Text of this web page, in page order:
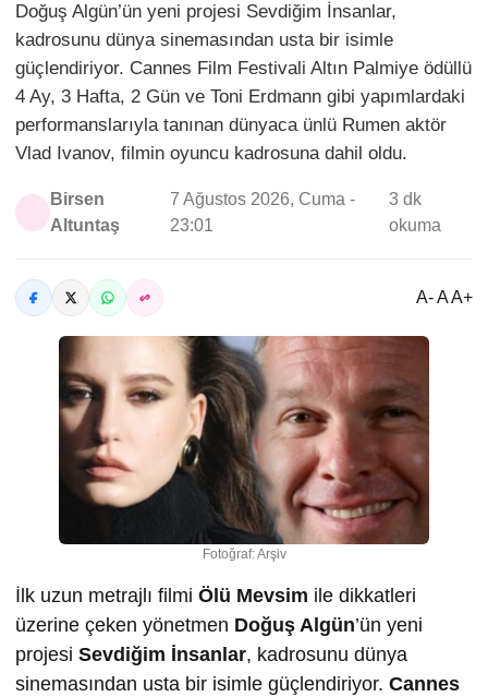
Doğuş Algün’ün yeni projesi Sevdiğim İnsanlar,
kadrosunu dünya sinemasından usta bir isimle
güçlendiriyor. Cannes Film Festivali Altın Palmiye ödüllü
4 Ay, 3 Hafta, 2 Gün ve Toni Erdmann gibi yapımlardaki
performanslarıyla tanınan dünyaca ünlü Rumen aktör
Vlad Ivanov, filmin oyuncu kadrosuna dahil oldu.
Birsen
Altuntaş
7 Ağustos 2026, Cuma -
23:01
3 dk
okuma
A- A A+
Fotoğraf: Arşiv
İlk uzun metrajlı filmi Ölü Mevsim ile dikkatleri
üzerine çeken yönetmen Doğuş Algün’ün yeni
projesi Sevdiğim İnsanlar, kadrosunu dünya
sinemasından usta bir isimle güçlendiriyor. Cannes